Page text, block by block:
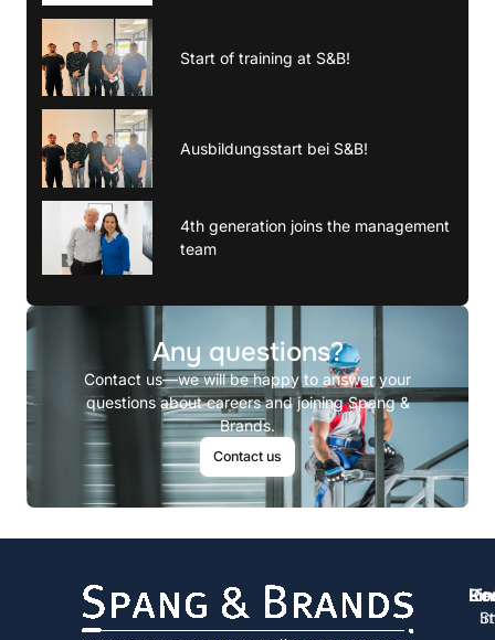
Start of training at S&B!
Ausbildungsstart bei S&B!
4th generation joins the management
team
Any questions?
Contact us—we will be happy to answer your
questions about careers and joining Spang &
Brands.
Contact us